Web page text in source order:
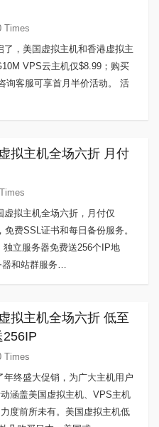
Times
，美国虚拟主机和香港虚拟主
VPS云主机仅$8.99；购买
询客服可享首月半价活动。 活
拟主机全场六折 月付
拟主机全场六折，月付仅
费SSL证书和每日备份服务。
立服务器免费送256个IP地
器和站群服务…
拟主机全场六折 低至
256IP
Times
终盛大促销，为广大主机用户
涵盖美国虚拟主机、VPS主机
度前所未有。美国虚拟主机低